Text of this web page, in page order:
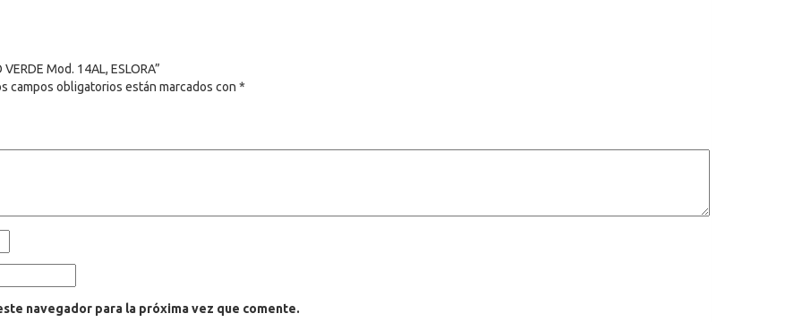
Mod. 14AL, ESLORA”
campos obligatorios están marcados con *
navegador para la próxima vez que comente.